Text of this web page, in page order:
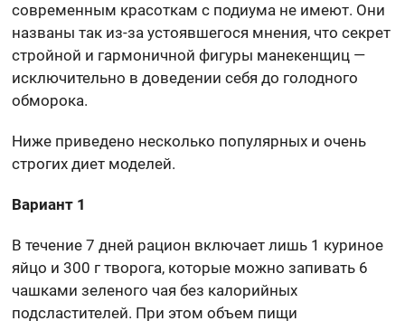
современным красоткам с подиума не имеют. Они
названы так из-за устоявшегося мнения, что секрет
стройной и гармоничной фигуры манекенщиц —
исключительно в доведении себя до голодного
обморока.
Ниже приведено несколько популярных и очень
строгих диет моделей.
Вариант 1
В течение 7 дней рацион включает лишь 1 куриное
яйцо и 300 г творога, которые можно запивать 6
чашками зеленого чая без калорийных
подсластителей. При этом объем пищи